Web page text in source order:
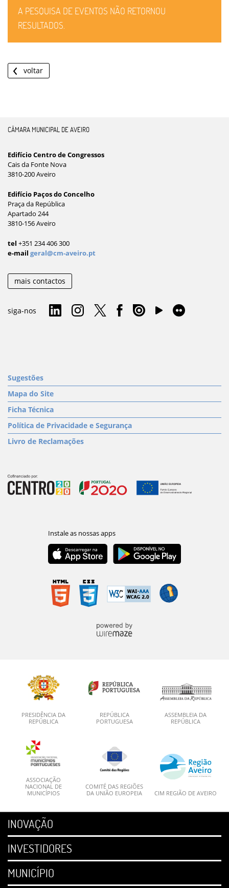
A PESQUISA DE EVENTOS NÃO RETORNOU
RESULTADOS.
voltar
CÂMARA MUNICIPAL DE AVEIRO
Edifício Centro de Congressos
Cais da Fonte Nova
3810-200 Aveiro
Edifício Paços do Concelho
Praça da República
Apartado 244
3810-156 Aveiro
tel +351 234 406 300
e-mail geral@cm-aveiro.pt
mais contactos
siga-nos
Sugestões
Mapa do Site
Ficha Técnica
Política de Privacidade e Segurança
Livro de Reclamações
PRESIDÊNCIA DA
REPÚBLICA
REPÚBLICA
PORTUGUESA
ASSEMBLEIA DA
REPÚBLICA
ASSOCIAÇÃO
NACIONAL DE
MUNICÍPIOS
COMITÉ DAS REGIÕES
DA UNIÃO EUROPEIA
CIM REGIÃO DE AVEIRO
INOVAÇÃO
INVESTIDORES
MUNICÍPIO